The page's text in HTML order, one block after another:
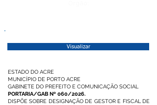
Visualizar
ESTADO DO ACRE
MUNICÍPIO DE PORTO ACRE
GABINETE DO PREFEITO E COMUNICAÇÃO SOCIAL
PORTARIA/GAB Nº 060/2026.
DISPÕE SOBRE DESIGNAÇÃO DE GESTOR E FISCAL DE